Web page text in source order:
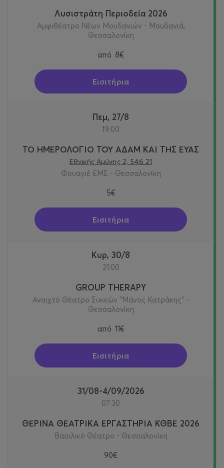
Λυσιστράτη Περιοδεία 2026
Αμφιθέατρο Νέων Μουδανιών - Μουδανιά,
Θεσσαλονίκη
από 8€
Εισιτήρια
Πεμ, 27/8
19:00
ΤΟ ΗΜΕΡΟΛΟΓΙΟ ΤΟΥ ΑΔΑΜ ΚΑΙ ΤΗΣ ΕΥΑΣ
Εθνικής Αμύνης 2, 546 21
Φουαγιέ ΕΜΣ - Θεσσαλονίκη
5€
Εισιτήρια
Κυρ, 30/8
21:00
GROUP THERAPY
Ανοιχτό Θέατρο Συκεών "Μάνος Κατράκης" -
Θεσσαλονίκη
από 11€
Εισιτήρια
31/08-4/09/2026
07:30
ΘΕΡΙΝΑ ΘΕΑΤΡΙΚΑ ΕΡΓΑΣΤΗΡΙΑ ΚΘΒΕ 2026
Βασιλικό Θέατρο - Θεσσαλονίκη
90€